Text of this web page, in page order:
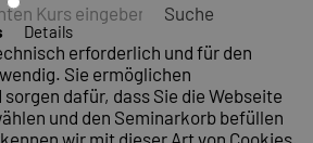
Suche
Details
erforderlich und für den
Sie ermöglichen
dafür, dass Sie die Webseite
und den Seminarkorb befüllen
wir mit dieser Art von Cookies,